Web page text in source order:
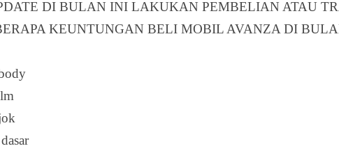
DI BULAN INI LAKUKAN PEMBELIAN ATAU
KEUNTUNGAN BELI MOBIL AVANZA DI